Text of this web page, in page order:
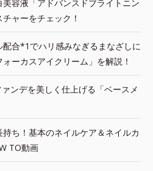
美容液「アドバンスドブライトニン
ャーをチェック！
配合*1でハリ感みなぎるまなざしに
ーカスアイクリーム」を解説！
ンデを美しく仕上げる「ベースメ
持ち！基本のネイルケア＆ネイルカ
TO動画